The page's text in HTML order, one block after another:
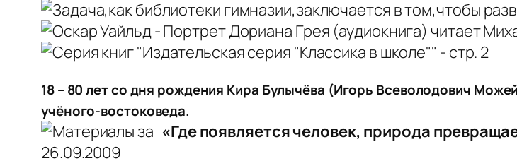
18 – 80 лет со дня рождения Кира Булычёва (Игорь Всеволодович
учёного-востоковеда.
«Где появляется человек, природа